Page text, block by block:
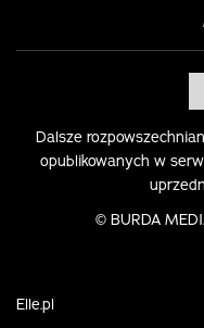
Dalsze
opublikowanych w
© BURDA
Elle.pl